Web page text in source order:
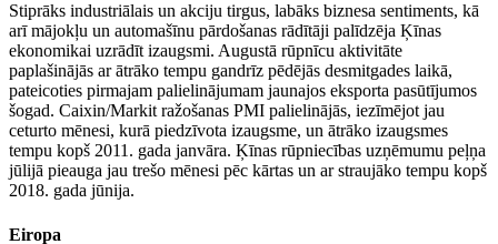
Stiprāks industriālais un akciju tirgus, labāks biznesa sentiments, kā
arī mājokļu un automašīnu pārdošanas rādītāji palīdzēja Ķīnas
ekonomikai uzrādīt izaugsmi. Augustā rūpnīcu aktivitāte
paplašinājās ar ātrāko tempu gandrīz pēdējās desmitgades laikā,
pateicoties pirmajam palielinājumam jaunajos eksporta pasūtījumos
šogad. Caixin/Markit ražošanas PMI palielinājās, iezīmējot jau
ceturto mēnesi, kurā piedzīvota izaugsme, un ātrāko izaugsmes
tempu kopš 2011. gada janvāra. Ķīnas rūpniecības uzņēmumu peļņa
jūlijā pieauga jau trešo mēnesi pēc kārtas un ar straujāko tempu kopš
2018. gada jūnija.
Eiropa